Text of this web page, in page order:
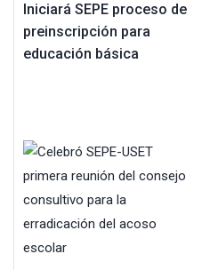
Iniciará SEPE proceso de
preinscripción para
educación básica